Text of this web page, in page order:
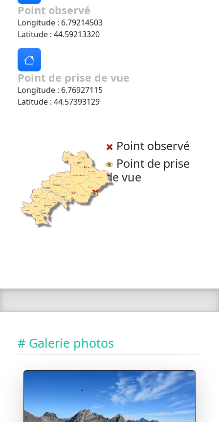
Point observé
Longitude : 6.79214503
Latitude : 44.59213320
Point de prise de vue
Longitude : 6.76927115
Latitude : 44.57393129
Point observé
Point de prise
de vue
# Galerie photos